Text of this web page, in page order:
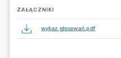
ZAŁĄCZNIKI
wykaz głosowań.pdf